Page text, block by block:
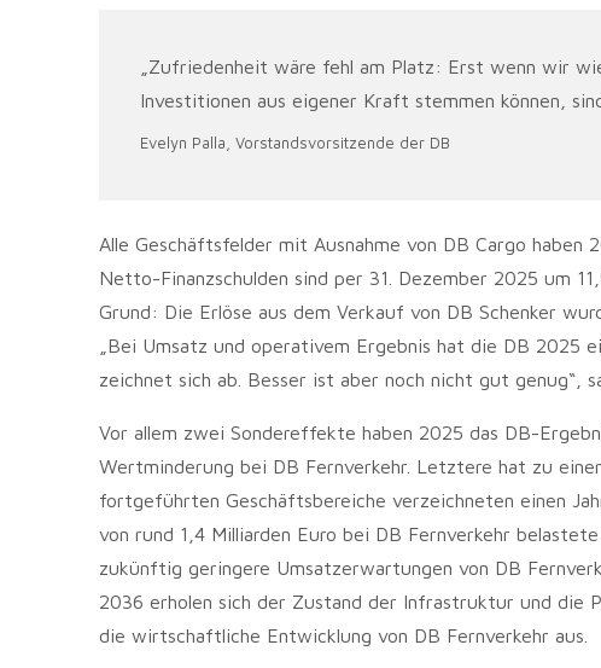
„Zufriedenheit wäre fehl am Platz: Erst wenn wir
Investitionen aus eigener Kraft stemmen können,
Evelyn Palla, Vorstandsvorsitzende der DB
Alle Geschäftsfelder mit Ausnahme von DB Cargo
Netto-Finanzschulden sind per 31. Dezember 2025 um
Grund: Die Erlöse aus dem Verkauf von DB Schenker
„Bei Umsatz und operativem Ergebnis hat die DB 2025
zeichnet sich ab. Besser ist aber noch nicht gut genug“,
Vor allem zwei Sondereffekte haben 2025 das DB-
Wertminderung bei DB Fernverkehr. Letztere hat zu
fortgeführten Geschäftsbereiche verzeichneten einen
von rund 1,4 Milliarden Euro bei DB Fernverkehr
zukünftig geringere Umsatzerwartungen von DB
2036 erholen sich der Zustand der Infrastruktur und die
die wirtschaftliche Entwicklung von DB Fernverkehr aus.